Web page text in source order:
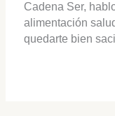
Cadena Ser,
alimentación
quedarte bien